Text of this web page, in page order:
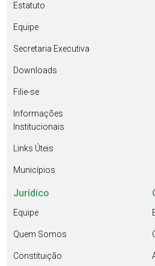
Estatuto
Equipe
Secretaria Executiva
Downloads
Filie-se
Informações
Institucionais
Links Úteis
Municípios
Jurídico
Equipe
Quem Somos
Constituição